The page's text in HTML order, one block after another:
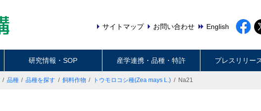
サイトマップ お問い合わせ English
研究情報・SOP 産学連携・品種・特許 プレスリリー
品種 品種を探す 飼料作物 トウモロコシ種(Zea mays L.) Na21